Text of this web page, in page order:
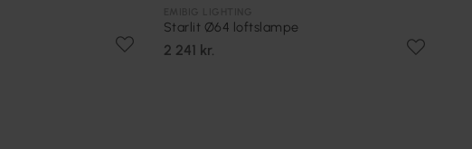
Starlit Ø64 loftslampe
2 241 kr.